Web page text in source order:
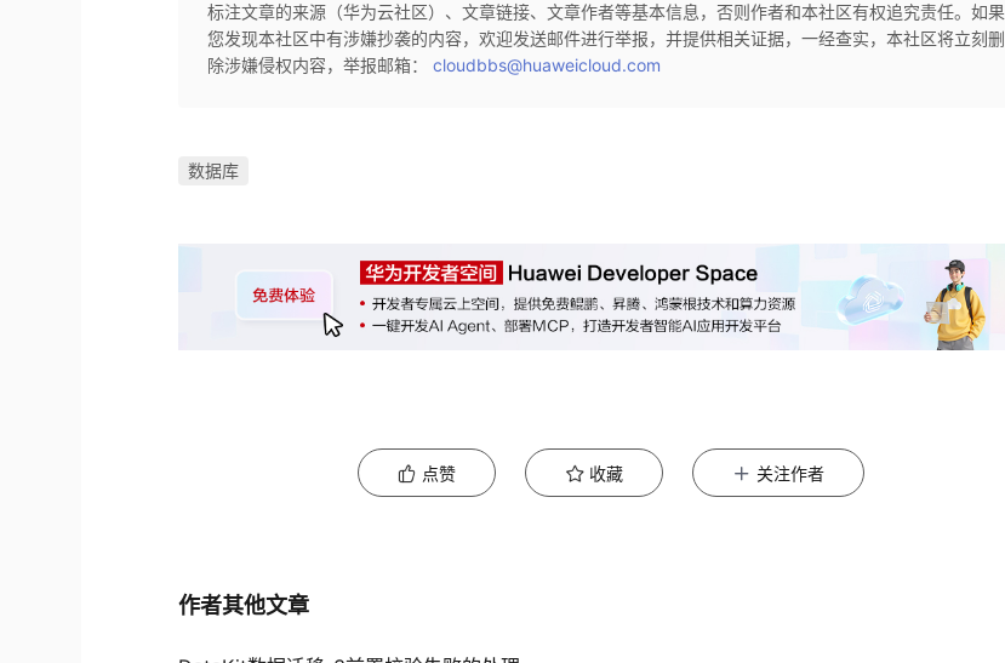
标注文章的来源（华为云社区）、文章链接、文章作者等基本信息，否则作者和本社区有权追究责任。如果
您发现本社区中有涉嫌抄袭的内容，欢迎发送邮件进行举报，并提供相关证据，一经查实，本社区将立刻删
除涉嫌侵权内容，举报邮箱：cloudbbs@huaweicloud.com
数据库
点赞 收藏 关注作者
作者其他文章